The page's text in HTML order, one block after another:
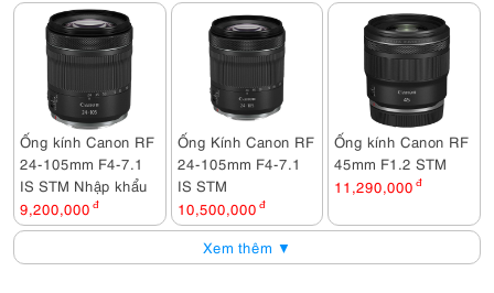
Ống kính Canon RF
24-105mm F4-7.1
IS STM Nhập khẩu
9,200,000 đ
Ống Kính Canon RF
24-105mm F4-7.1
IS STM
10,500,000 đ
Ống kính Canon RF
45mm F1.2 STM
11,290,000 đ
Xem thêm ▼